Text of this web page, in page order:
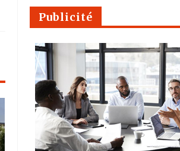
Publicité